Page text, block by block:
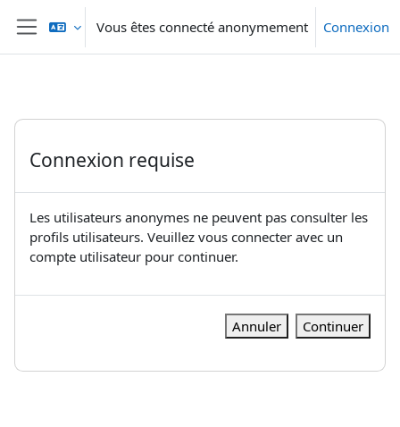
Passer au contenu principal
Panneau latéral
Vous êtes connecté anonymement Connexion
Connexion requise
Les utilisateurs anonymes ne peuvent pas consulter les
profils utilisateurs. Veuillez vous connecter avec un
compte utilisateur pour continuer.
Annuler Continuer